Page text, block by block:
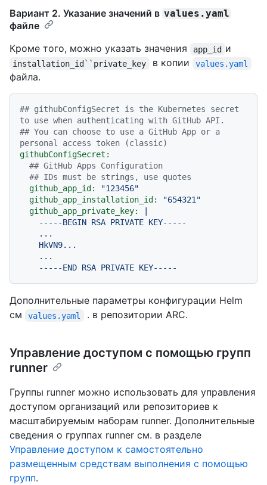
Вариант 2. Указание значений в values.yaml
файле
Кроме того, можно указать значения
app_id и
installation_id``private_key в копии values.yaml
файла.
## githubConfigSecret is the Kubernetes secret
to use when authenticating with GitHub API.
## You can choose to use a GitHub App or a
personal access token (classic)
githubConfigSecret:
## GitHub Apps Configuration
## IDs must be strings, use quotes
github_app_id:
"123456"
github_app_installation_id:
"654321"
github_app_private_key:
Дополнительные параметры конфигурации Helm
см
values.yaml . в репозитории ARC.
Управление доступом с помощью групп
runner
Группы runner можно использовать для управления
доступом организаций или репозиториев к
масштабируемым наборам runner. Дополнительные
сведения о группах runner см. в разделе
Управление доступом к самостоятельно
размещенным средствам выполнения с помощью
групп.